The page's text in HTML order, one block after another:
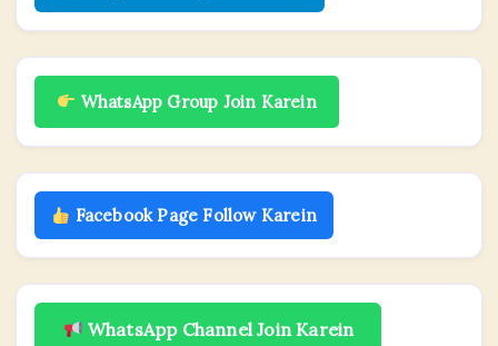
WhatsApp Group Join Karein
Facebook Page Follow Karein
WhatsApp Channel Join Karein